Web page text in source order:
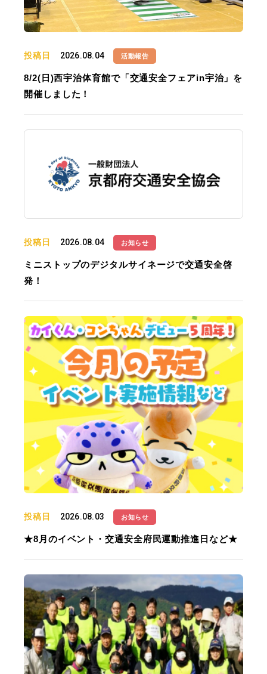
投稿日 2026.08.04 活動報告
8/2(日)西宇治体育館で「交通安全フェアin宇治」を
開催しました！
投稿日 2026.08.04 お知らせ
ミニストップのデジタルサイネージで交通安全啓
発！
投稿日 2026.08.03 お知らせ
★8月のイベント・交通安全府民運動推進日など★